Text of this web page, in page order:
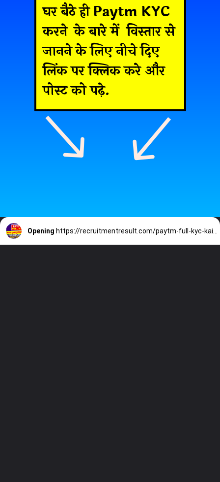
घर बैठे ही Paytm KYC
करने के बारे में विस्तार से
जानने के लिए नीचे दिए
लिंक पर क्लिक करे और
पोस्ट को पढ़े.
Opening https://recruitmentresult.com/paytm-full-kyc-kaise-kare/